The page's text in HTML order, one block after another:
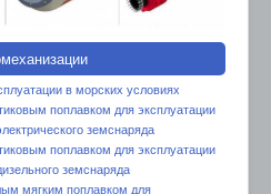
в морских условиях
поплавком для эксплуатации
земснаряда
поплавком для эксплуатации
земснаряда
мягким поплавком для